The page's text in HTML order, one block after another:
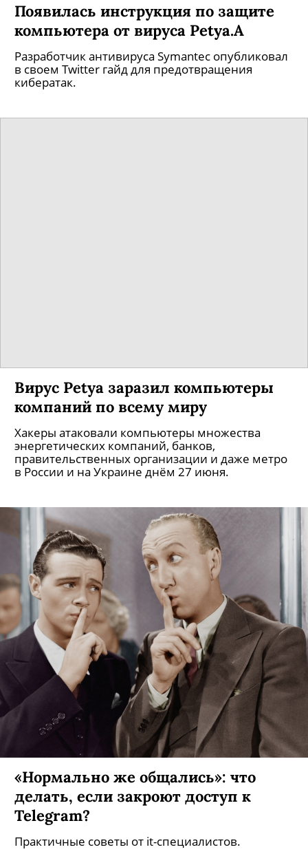
Появилась инструкция по защите
компьютера от вируса Petya.A
Разработчик антивируса Symantec опубликовал
в своем Twitter гайд для предотвращения
кибератак.
Вирус Petya заразил компьютеры
компаний по всему миру
Хакеры атаковали компьютеры множества
энергетических компаний, банков,
правительственных организации и даже метро
в России и на Украине днём 27 июня.
«Нормально же общались»: что
делать, если закроют доступ к
Telegram?
Практичные советы от it-специалистов.